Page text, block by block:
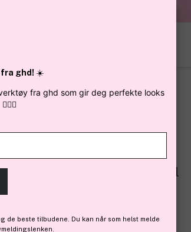
Eau De Parfum Bite Sized 10ml
ghd! ☀️
fra ghd som gir deg perfekte looks
💇‍♀️✨
de beste tilbudene. Du kan når som helst melde